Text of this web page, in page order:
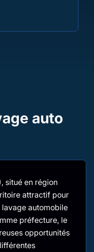
auto
situé en région
attractif pour
automobile
préfecture, le
opportunités